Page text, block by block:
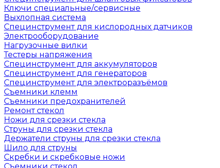
Ключи специальные/сервисные
Выхлопная система
Специнструмент для кислородных датчиков
Электрооборудование
Нагрузочные вилки
Тестеры напряжения
Специнструмент для аккумуляторов
Специнструмент для генераторов
Специнструмент для электроразъёмов
Съемники клемм
Съемники предохранителей
Ремонт стекол
Ножи для срезки стекла
Струны для срезки стекла
Держатели струны для срезки стекла
Шило для струны
Скребки и скребковые ножи